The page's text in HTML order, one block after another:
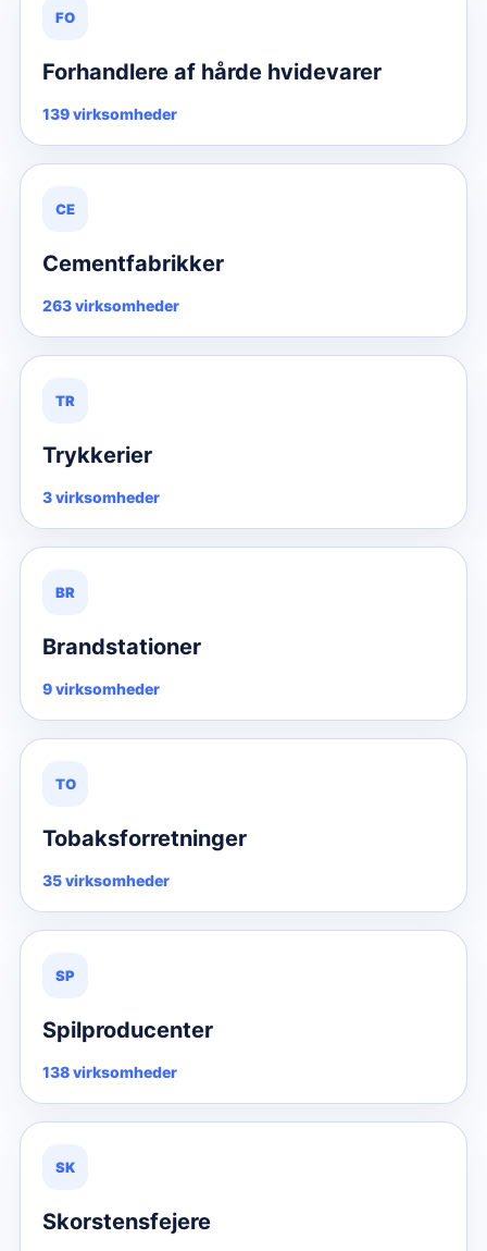
FO
Forhandlere af hårde hvidevarer
139 virksomheder
CE
Cementfabrikker
263 virksomheder
TR
Trykkerier
3 virksomheder
BR
Brandstationer
9 virksomheder
TO
Tobaksforretninger
35 virksomheder
SP
Spilproducenter
138 virksomheder
SK
Skorstensfejere